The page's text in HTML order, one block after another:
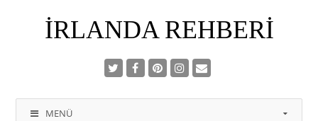
İRLANDA REHBERI
MENÜ